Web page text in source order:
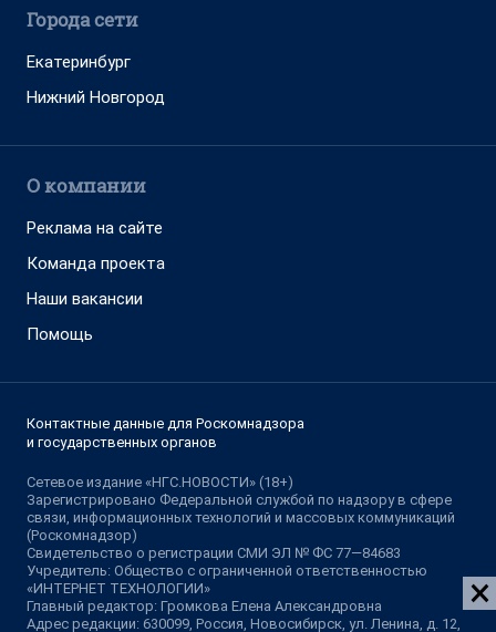
Города сети
Екатеринбург
Нижний Новгород
О компании
Реклама на сайте
Команда проекта
Наши вакансии
Помощь
Контактные данные для Роскомнадзора
и государственных органов
Сетевое издание «НГС.НОВОСТИ» (18+)
Зарегистрировано Федеральной службой по надзору в сфере
связи, информационных технологий и массовых коммуникаций
(Роскомнадзор)
Свидетельство о регистрации СМИ ЭЛ № ФС 77—84683
Учредитель: Общество с ограниченной ответственностью
«ИНТЕРНЕТ ТЕХНОЛОГИИ»
Главный редактор: Громкова Елена Александровна
Адрес редакции: 630099, Россия, Новосибирск, ул. Ленина, д. 12,